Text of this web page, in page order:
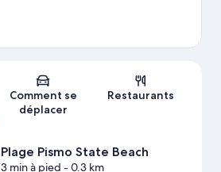
Carte
Comment se
déplacer
Restaurants
Plage Pismo State Beach
3 min à pied - 0.3 km